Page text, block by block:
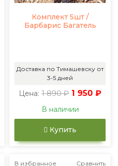
Комплект 5шт /
Барбарис Багатель
Доставка по Тимашевску от
3-5 дней
Цена: 1 890 ₽ 1 950 ₽
В наличии
Купить
В избранное Сравнить